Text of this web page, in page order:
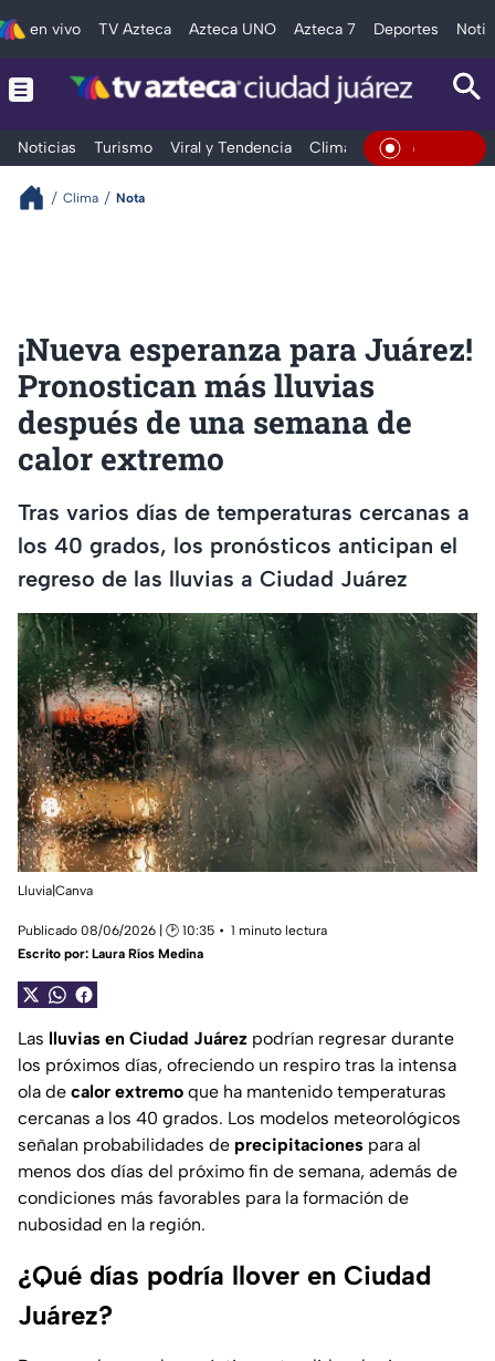
en vivo TV Azteca Azteca UNO Azteca 7 Deportes
Noticias Turismo Viral y Tendencia Clima Deportes En Vivo
Clima Nota
¡Nueva esperanza para Juárez!
Pronostican más lluvias
después de una semana de
calor extremo
Tras varios días de temperaturas cercanas a
los 40 grados, los pronósticos anticipan el
regreso de las lluvias a Ciudad Juárez
Lluvia|Canva
Publicado 08/06/2026 | 🕑 10:35
1 minuto lectura
Escrito por: Laura Ríos Medina
Las lluvias en Ciudad Juárez podrían regresar durante
los próximos días, ofreciendo un respiro tras la intensa
ola de calor extremo que ha mantenido temperaturas
cercanas a los 40 grados. Los modelos meteorológicos
señalan probabilidades de precipitaciones para al
menos dos días del próximo fin de semana, además de
condiciones más favorables para la formación de
nubosidad en la región.
¿Qué días podría llover en Ciudad
Juárez?